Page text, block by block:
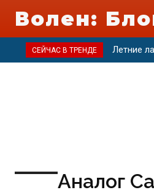
Волен:
СЕЙЧАС В ТРЕНДЕ Летние
Аналог